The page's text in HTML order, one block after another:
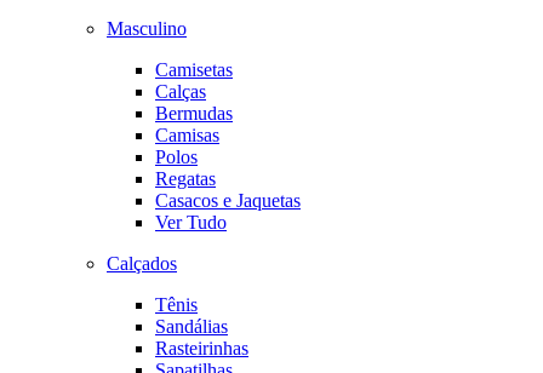
Masculino
Camisetas
Calças
Bermudas
Camisas
Polos
Regatas
Casacos e Jaquetas
Ver Tudo
Calçados
Tênis
Sandálias
Rasteirinhas